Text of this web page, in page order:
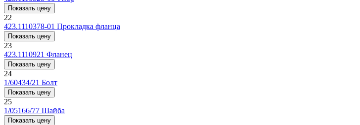
Показать цену
22
423.1110378-01 Прокладка фланца
Показать цену
23
423.1110921 Фланец
Показать цену
24
1/60434/21 Болт
Показать цену
25
1/05166/77 Шайба
Показать цену